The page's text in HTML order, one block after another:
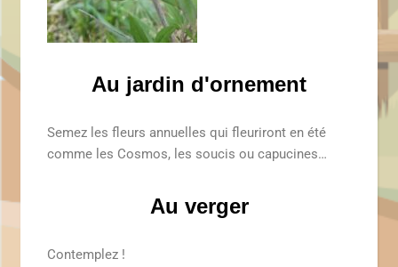
Au jardin d'ornement
Semez les fleurs annuelles qui fleuriront en été
comme les Cosmos, les soucis ou capucines…
Au verger
Contemplez !